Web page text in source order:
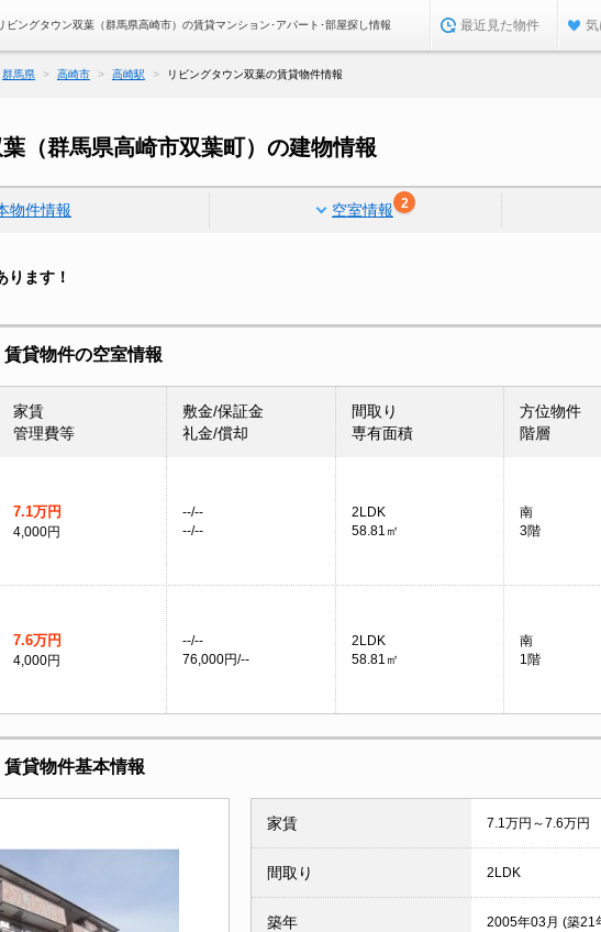
ビングタウン双葉（群馬県高崎市）の賃貸マンション･アパート･部屋探し情報 最近見た物件
群馬県 高崎市 高崎駅 リビングタウン双葉の賃貸物件情報
（群馬県高崎市双葉町）の建物情報
物件情報 空室情報 2
ります！
貸物件の空室情報
家賃
管理費等
敷金/保証金
礼金/償却
間取り
専有面積
方位物件
階層
7.1万円
4,000円
--/--
--/--
2LDK
58.81㎡
南
3階
7.6万円
4,000円
--/--
76,000円/--
2LDK
58.81㎡
南
1階
貸物件基本情報
家賃 7.1万円～7.6万円
間取り 2LDK
築年 2005年03月 (築21